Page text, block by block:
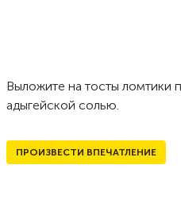
Выложите на тосты ломтики
адыгейской солью.
ПРОИЗВЕСТИ ВПЕЧАТЛЕНИЕ